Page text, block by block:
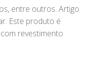
entre outros. Artigo
Este produto é
revestimento